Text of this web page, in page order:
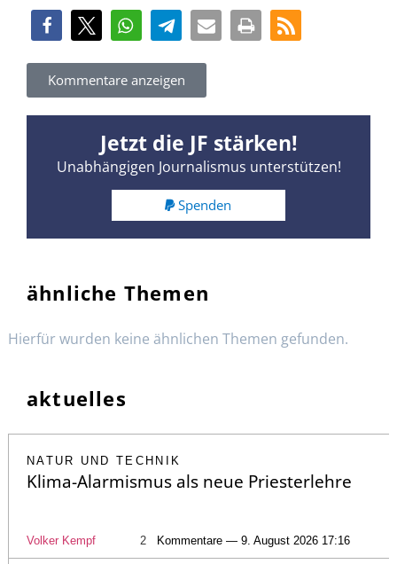
Kommentare anzeigen
Jetzt die JF stärken!
Unabhängigen Journalismus unterstützen!
Spenden
ähnliche Themen
Hierfür wurden keine ähnlichen Themen gefunden.
aktuelles
NATUR UND TECHNIK
Klima-Alarmismus als neue Priesterlehre
Volker Kempf 2 Kommentare — 9. August 2026 17:16